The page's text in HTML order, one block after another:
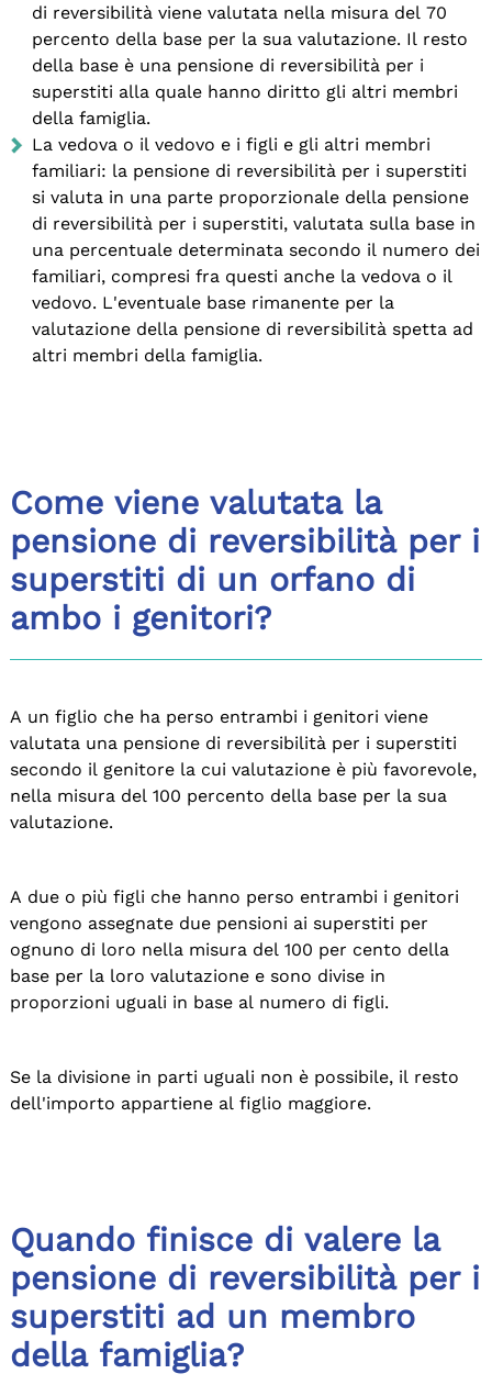
di reversibilità viene valutata nella misura del 70
percento della base per la sua valutazione. Il resto
della base è una pensione di reversibilità per i
superstiti alla quale hanno diritto gli altri membri
della famiglia.
La vedova o il vedovo e i figli e gli altri membri
familiari: la pensione di reversibilità per i superstiti
si valuta in una parte proporzionale della pensione
di reversibilità per i superstiti, valutata sulla base in
una percentuale determinata secondo il numero dei
familiari, compresi fra questi anche la vedova o il
vedovo. L'eventuale base rimanente per la
valutazione della pensione di reversibilità spetta ad
altri membri della famiglia.
Come viene valutata la
pensione di reversibilità per i
superstiti di un orfano di
ambo i genitori?
A un figlio che ha perso entrambi i genitori viene
valutata una pensione di reversibilità per i superstiti
secondo il genitore la cui valutazione è più favorevole,
nella misura del 100 percento della base per la sua
valutazione.
A due o più figli che hanno perso entrambi i genitori
vengono assegnate due pensioni ai superstiti per
ognuno di loro nella misura del 100 per cento della
base per la loro valutazione e sono divise in
proporzioni uguali in base al numero di figli.
Se la divisione in parti uguali non è possibile, il resto
dell'importo appartiene al figlio maggiore.
Quando finisce di valere la
pensione di reversibilità per i
superstiti ad un membro
della famiglia?